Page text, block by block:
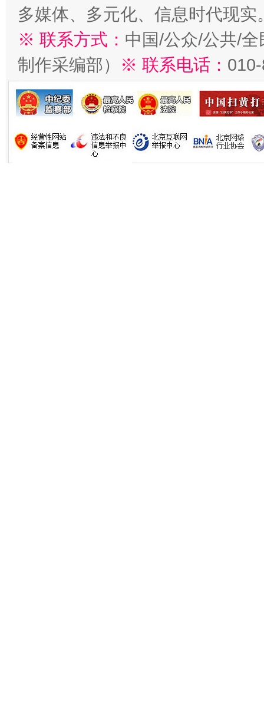
多媒体、多元化、信息时代现实
※ 联系方式： 中国/公众/公共/
制作采编部）
※ 联系电话：